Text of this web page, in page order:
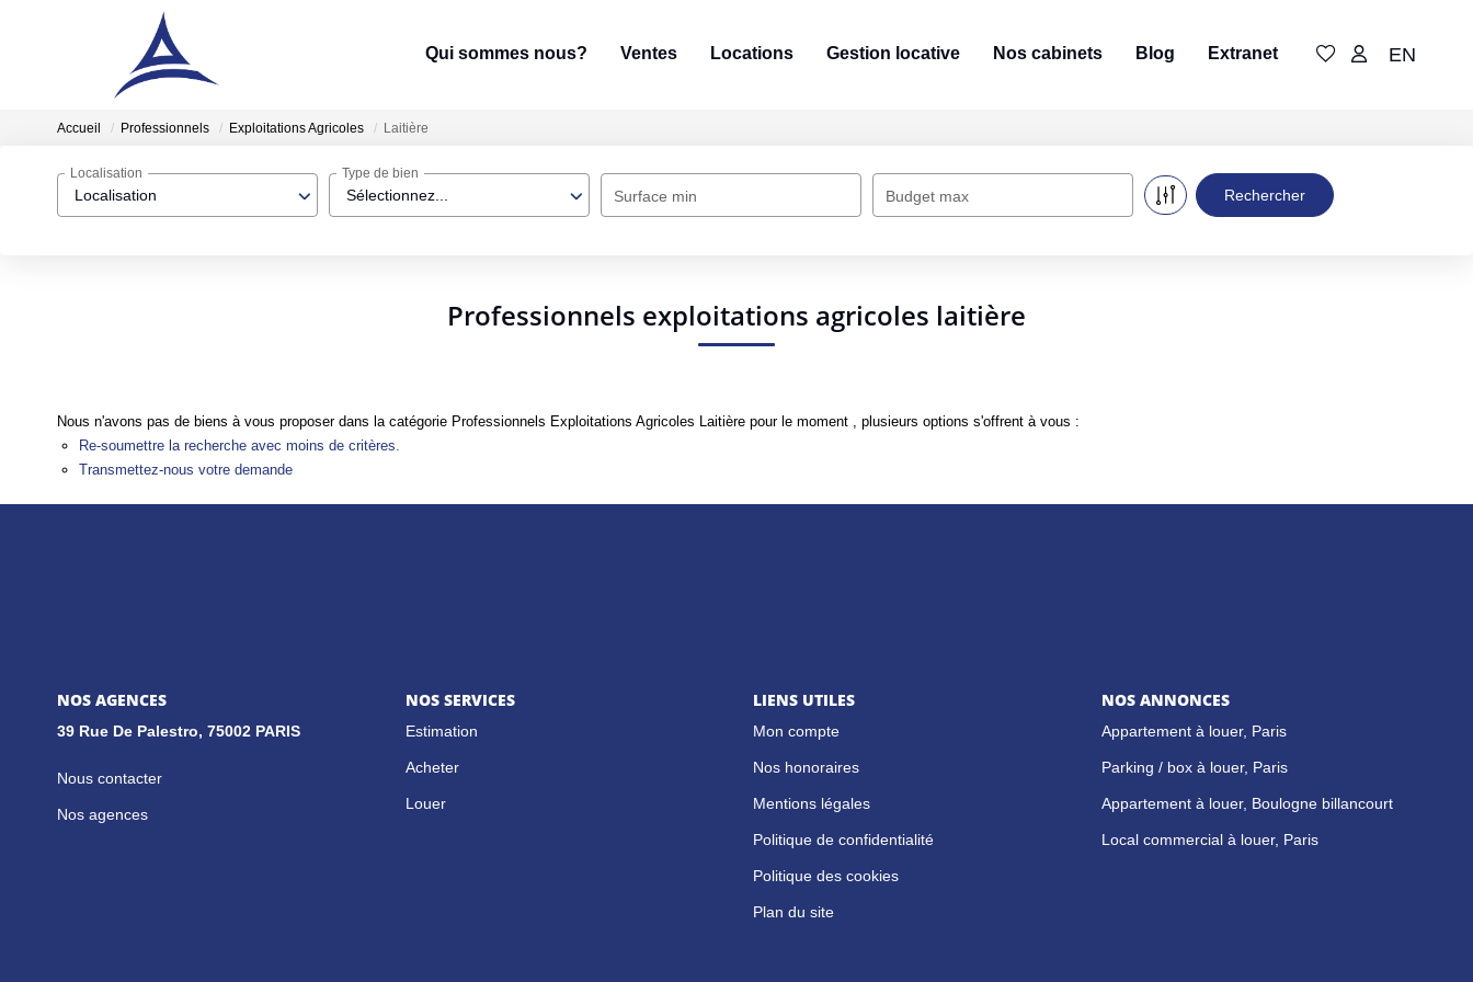
Qui sommes nous? Ventes Locations Gestion locative Nos cabinets Blog Extranet EN
Accueil Professionnels Exploitations Agricoles Laitière
Localisation
Localisation
Sélectionnez...
Type de bien
Surface min Budget max
Professionnels exploitations agricoles laitière
Nous n'avons pas de biens à vous proposer dans la catégorie Professionnels Exploitations Agricoles Laitière pour le moment , plusieurs options s'offrent à vous :
Re-soumettre la recherche avec moins de critères.
Transmettez-nous votre demande
NOS AGENCES
39 Rue De Palestro, 75002 PARIS
Nous contacter
Nos agences
NOS SERVICES
Estimation
Acheter
Louer
LIENS UTILES
Mon compte
Nos honoraires
Mentions légales
Politique de confidentialité
Politique des cookies
Plan du site
NOS ANNONCES
Appartement à louer, Paris
Parking / box à louer, Paris
Appartement à louer, Boulogne billancourt
Local commercial à louer, Paris